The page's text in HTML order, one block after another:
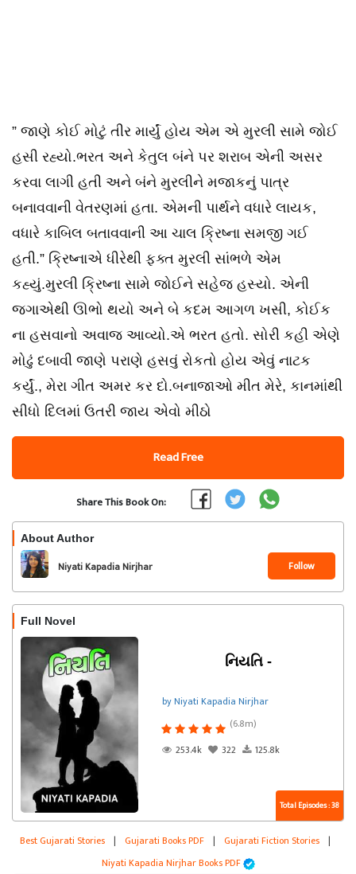
” જાણે કોઈ મોટું તીર માર્યું હોય એમ એ મુરલી સામે જોઈ
હસી રહ્યો.ભરત અને કેતુલ બંને પર શરાબ એની અસર
કરવા લાગી હતી અને બંને મુરલીને મજાકનું પાત્ર
બનાવવાની વેતરણમાં હતા. એમની પાર્થને વધારે લાયક,
વધારે કાબિલ બતાવવાની આ ચાલ ક્રિષ્ના સમજી ગઈ
હતી.” ક્રિષ્નાએ ધીરેથી ફક્ત મુરલી સાંભળે એમ
કહ્યું.મુરલી ક્રિષ્ના સામે જોઈને સહેજ હસ્યો. એની
જગાએથી ઊભો થયો અને બે કદમ આગળ ખસી, કોઈક
ના હસવાનો અવાજ આવ્યો.એ ભરત હતો. સોરી કહી એણે
મોઢું દબાવી જાણે પરાણે હસવું રોકતો હોય એવું નાટક
કર્યું., મેરા ગીત અમર કર દો.બનાજાઓ મીત મેરે, કાનમાંથી
સીધો દિલમાં ઉતરી જાય એવો મીઠો
Read Free
Share This Book On:
About Author
Niyati Kapadia Nirjhar Follow
Full Novel
નિયતિ -
by Niyati Kapadia Nirjhar
(6.8m)
253.4k
322 125.8k
Total Episodes : 38
Best Gujarati Stories | Gujarati Books PDF | Gujarati Fiction Stories |
Niyati Kapadia Nirjhar Books PDF